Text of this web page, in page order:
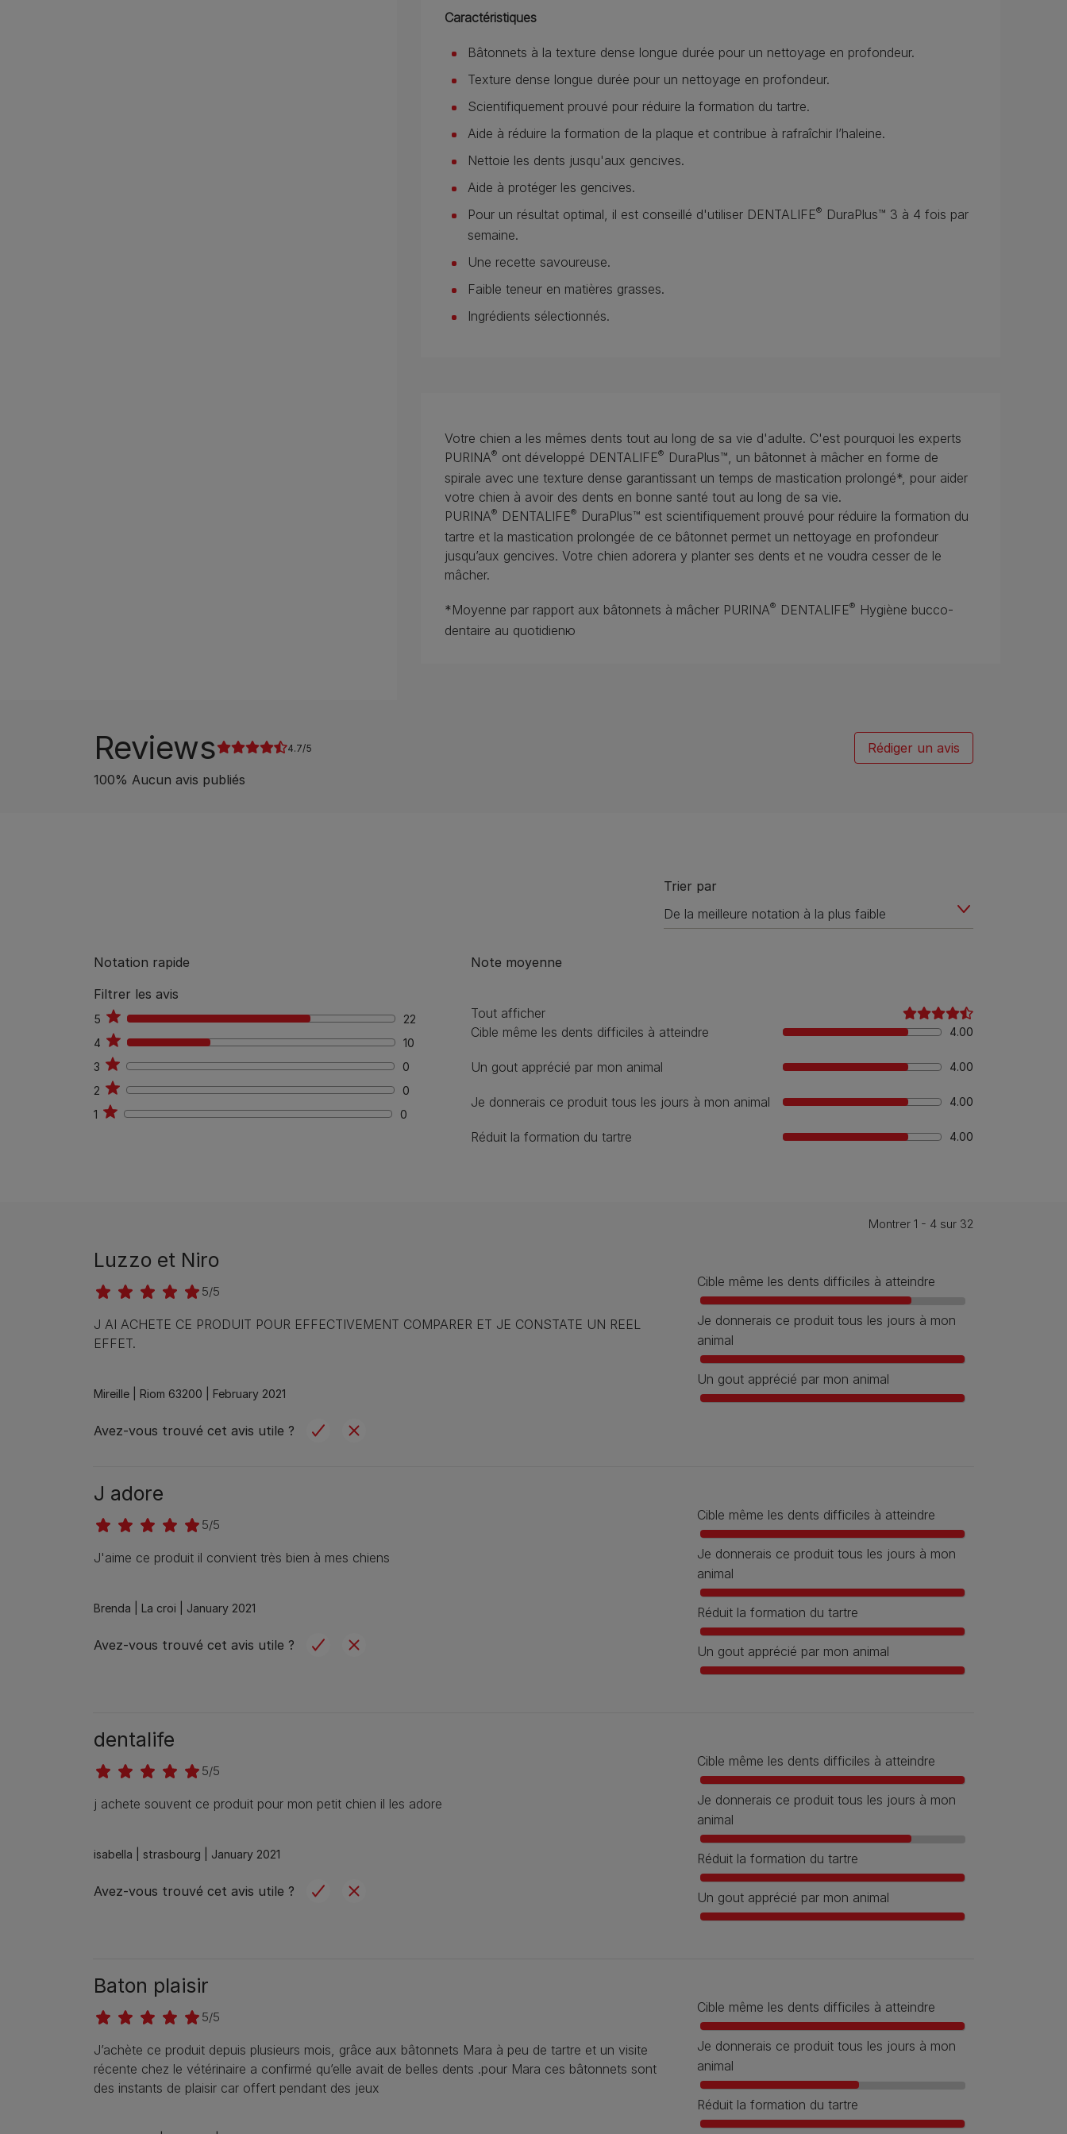
Caractéristiques
Bâtonnets à la texture dense longue durée pour un nettoyage en profondeur.
Texture dense longue durée pour un nettoyage en profondeur.
Scientifiquement prouvé pour réduire la formation du tartre.
Aide à réduire la formation de la plaque et contribue à rafraîchir l’haleine.
Nettoie les dents jusqu'aux gencives.
Aide à protéger les gencives.
Pour un résultat optimal, il est conseillé d'utiliser DENTALIFE® DuraPlus™ 3 à 4 fois par
semaine.
Une recette savoureuse.
Faible teneur en matières grasses.
Ingrédients sélectionnés.
Votre chien a les mêmes dents tout au long de sa vie d'adulte. C'est pourquoi les experts
PURINA® ont développé DENTALIFE® DuraPlus™, un bâtonnet à mâcher en forme de
spirale avec une texture dense garantissant un temps de mastication prolongé*, pour aider
votre chien à avoir des dents en bonne santé tout au long de sa vie.
PURINA® DENTALIFE® DuraPlus™ est scientifiquement prouvé pour réduire la formation du
tartre et la mastication prolongée de ce bâtonnet permet un nettoyage en profondeur
jusqu’aux gencives. Votre chien adorera y planter ses dents et ne voudra cesser de le
mâcher.
*Moyenne par rapport aux bâtonnets à mâcher PURINA​​​​​​​® DENTALIFE® Hygiène bucco-
dentaire au quotidienю
Reviews 4.7
100% Aucun avis publiés
Rédiger un avis
Trier par
Notation rapide
Filtrer les avis
5 22
22
4
10
10
3
0
0
2
0
0
1
0 0
Note moyenne
Tout afficher
Cible même les dents difficiles à atteindre
4.00
Un gout apprécié par mon animal 4.00
Je donnerais ce produit tous les jours à mon animal 4.00
Réduit la formation du tartre 4.00
Montrer 1 - 4 sur 32
Luzzo et Niro
5/5
J AI ACHETE CE PRODUIT POUR EFFECTIVEMENT COMPARER ET JE CONSTATE UN REEL
EFFET.
Mireille | Riom 63200 | February 2021
Avez-vous trouvé cet avis utile ?
Cible même les dents difficiles à atteindre
Je donnerais ce produit tous les jours à mon
animal
Un gout apprécié par mon animal
J adore
5/5
J'aime ce produit il convient très bien à mes chiens
Brenda | La croi | January 2021
Avez-vous trouvé cet avis utile ?
Cible même les dents difficiles à atteindre
Je donnerais ce produit tous les jours à mon
animal
Réduit la formation du tartre
Un gout apprécié par mon animal
dentalife
5/5
j achete souvent ce produit pour mon petit chien il les adore
isabella | strasbourg | January 2021
Avez-vous trouvé cet avis utile ?
Cible même les dents difficiles à atteindre
Je donnerais ce produit tous les jours à mon
animal
Réduit la formation du tartre
Un gout apprécié par mon animal
Baton plaisir
5/5
J’achète ce produit depuis plusieurs mois, grâce aux bâtonnets Mara à peu de tartre et un visite
récente chez le vétérinaire a confirmé qu’elle avait de belles dents .pour Mara ces bâtonnets sont
des instants de plaisir car offert pendant des jeux
Cible même les dents difficiles à atteindre
Je donnerais ce produit tous les jours à mon
animal
Réduit la formation du tartre